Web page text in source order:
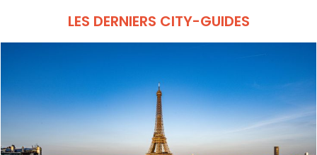
LES DERNIERS CITY-GUIDES